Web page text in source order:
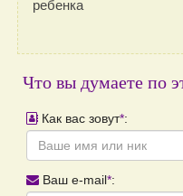
ребенка
Что вы думаете по
Как вас зовут*:
Ваш e-mail*: